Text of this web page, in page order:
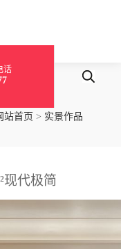
话
站首页 > 实景作品
代极简